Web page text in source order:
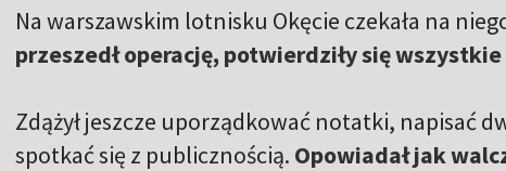
Na warszawskim lotnisku Okęcie czekała na
przeszedł operację, potwierdziły się
Zdążył jeszcze uporządkować notatki, napisać
spotkać się z publicznością. Opowiadał jak